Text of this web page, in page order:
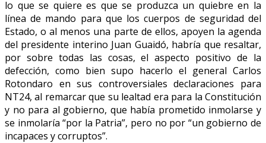
lo que se quiere es que se produzca un quiebre en la
línea de mando para que los cuerpos de seguridad del
Estado, o al menos una parte de ellos, apoyen la agenda
del presidente interino Juan Guaidó, habría que resaltar,
por sobre todas las cosas, el aspecto positivo de la
defección, como bien supo hacerlo el general Carlos
Rotondaro en sus controversiales declaraciones para
NT24, al remarcar que su lealtad era para la Constitución
y no para al gobierno, que había prometido inmolarse y
se inmolaría “por la Patria”, pero no por “un gobierno de
incapaces y corruptos”.